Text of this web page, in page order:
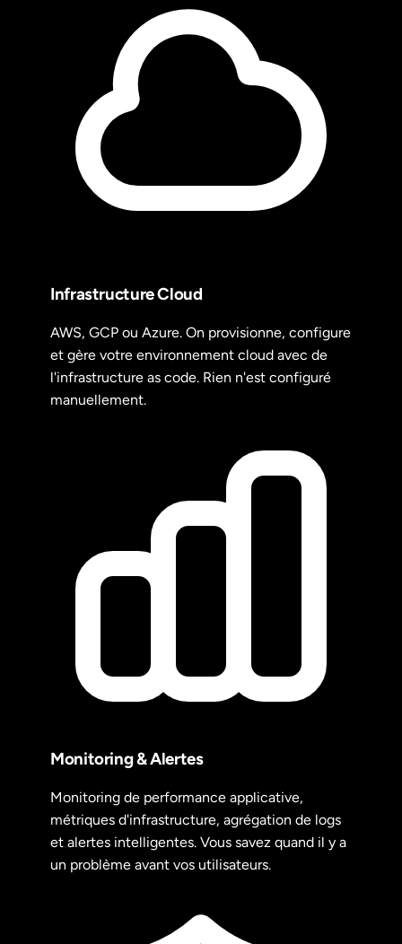
Infrastructure Cloud
AWS, GCP ou Azure. On provisionne, configure
et gère votre environnement cloud avec de
l'infrastructure as code. Rien n'est configuré
manuellement.
Monitoring & Alertes
Monitoring de performance applicative,
métriques d'infrastructure, agrégation de logs
et alertes intelligentes. Vous savez quand il y a
un problème avant vos utilisateurs.